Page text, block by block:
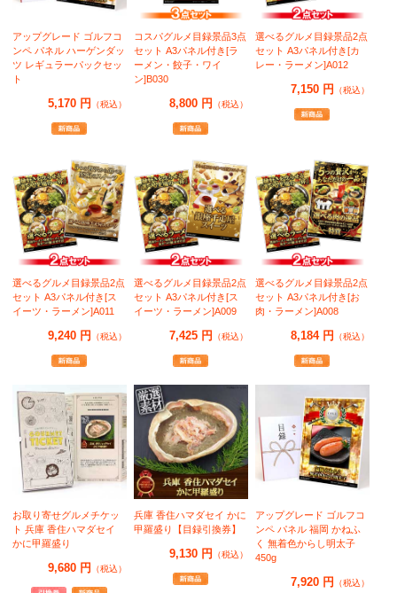
アップグレード ゴルフコ
ンペ パネル ハーゲンダッ
ツ レギュラーパックセッ
ト
5,170 円 （税込）
コスパグルメ目録景品3点
セット A3パネル付き[ラ
ーメン・餃子・ワイ
ン]B030
8,800 円 （税込）
選べるグルメ目録景品2点
セット A3パネル付き[カ
レー・ラーメン]A012
7,150 円 （税込）
選べるグルメ目録景品2点
セット A3パネル付き[ス
イーツ・ラーメン]A011
9,240 円 （税込）
選べるグルメ目録景品2点
セット A3パネル付き[ス
イーツ・ラーメン]A009
7,425 円 （税込）
選べるグルメ目録景品2点
セット A3パネル付き[お
肉・ラーメン]A008
8,184 円 （税込）
お取り寄せグルメチケッ
ト 兵庫 香住ハマダセイ
かに甲羅盛り
9,680 円 （税込）
兵庫 香住ハマダセイ かに
甲羅盛り【目録引換券】
9,130 円 （税込）
アップグレード ゴルフコ
ンペ パネル 福岡 かねふ
く 無着色からし明太子
450g
7,920 円 （税込）